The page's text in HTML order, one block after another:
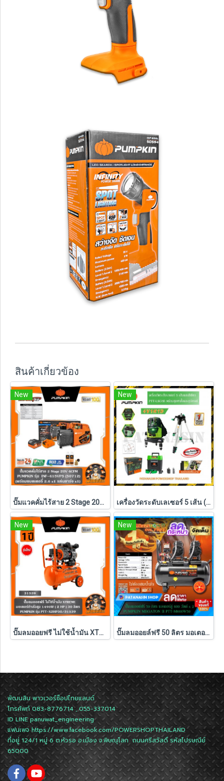
สินค้าเกี่ยวข้อง
New
ปั๊มแวคคั่มไร้สาย 2 Stage 20V 4CFM INF-415VP5 PUMPKIN (50712) แบตXT 5.0Ahx1 ก้อน ,ตัวเปล่า (50711)
New
เครื่องวัดระดับเลเซอร์ 5 เส้น (พร้อมชุดขาตั้ง) PUMPKIN แสงสีเขียว รุ่น PTT-LSG5E (28267)
New
ปั๊มลมออยฟรี ไม่ใช้น้ำมัน XTREME 1490W ( 30L / 60L / 120L ) PUMPKIN รุ่น PTT-X2HP30/31539 , PTT-X4HP60/31554 , PTT-X6HP120/31555
New
ปั๊มลมออยล์ฟรี 50 ลิตร มอเตอร์คู่ 600W x 2 Pumpkin MEGATON II PTT-M600W50 (31543)
พัฒนสิน พาวเวอร์ช็อปไทยแลนด์
โทรศัพท์ 083-8776714 , 055-337014
ID LINEpanuwat_engineering
แฟนเพจhttps://www.facebook.com/POWERSHOPTHAILAND
ที่อยู่ 124/1 หมู่ 6 ต.หัวรอ อ.เมือง จ.พิษณุโลก ถนนศรีสวัสดิ์ รหัสไปรษณีย์
65000